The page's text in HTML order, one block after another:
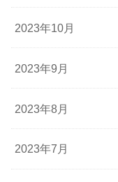
2023年10月
2023年9月
2023年8月
2023年7月